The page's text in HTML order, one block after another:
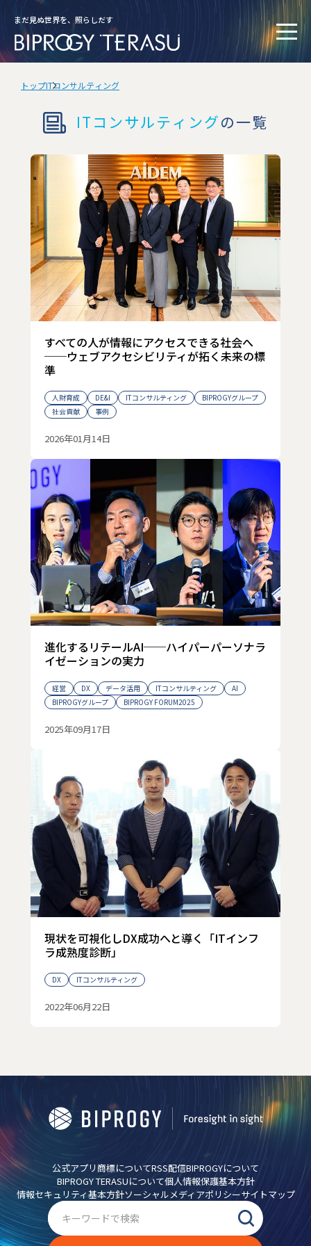
まだ見ぬ世界を、照らしだす
トップITコンサルティング
ITコンサルティングの一覧
すべての人が情報にアクセスできる社会へ
──ウェブアクセシビリティが拓く未来の標
準
人財育成 DE&I ITコンサルティング
BIPROGYグループ
社会貢献
事例
2026年01月14日
進化するリテールAI──ハイパーパーソナラ
イゼーションの実力
経営 DX データ活用 ITコンサルティング
AI
BIPROGYグループ
BIPROGY FORUM2025
2025年09月17日
現状を可視化しDX成功へと導く「ITインフ
ラ成熟度診断」
DX ITコンサルティング
2022年06月22日
公式アプリ 商標についてRSS配信BIPROGYについて
BIPROGY TERASUについて個人情報保護基本方針
情報セキュリティ基本方針ソーシャルメディアポリシーサイトマップ